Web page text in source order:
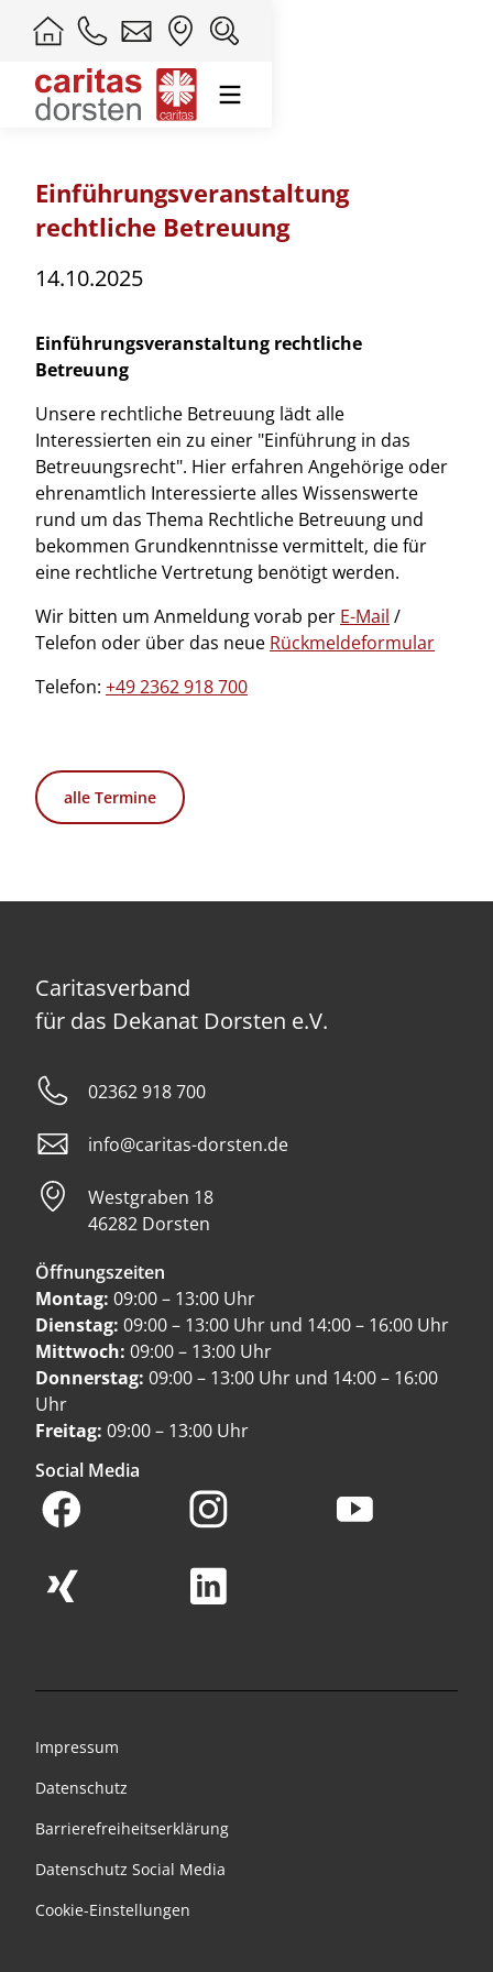
Einführungsveranstaltung
rechtliche Betreuung
14.10.2025
Einführungsveranstaltung rechtliche
Betreuung
Unsere rechtliche Betreuung lädt alle
Interessierten ein zu einer "Einführung in das
Betreuungsrecht". Hier erfahren Angehörige oder
ehrenamtlich Interessierte alles Wissenswerte
rund um das Thema Rechtliche Betreuung und
bekommen Grundkenntnisse vermittelt, die für
eine rechtliche Vertretung benötigt werden.
Wir bitten um Anmeldung vorab per E-Mail /
Telefon oder über das neue Rückmeldeformular
Telefon: +49 2362 918 700
alle Termine
Caritasverband
für das Dekanat Dorsten e.V.
02362 918 700
info@caritas-dorsten.de
Westgraben 18
46282 Dorsten
Öffnungszeiten
Montag: 09:00 – 13:00 Uhr
Dienstag: 09:00 – 13:00 Uhr und 14:00 – 16:00 Uhr
Mittwoch: 09:00 – 13:00 Uhr
Donnerstag: 09:00 – 13:00 Uhr und 14:00 – 16:00
Uhr
Freitag: 09:00 – 13:00 Uhr
Social Media
Impressum
Datenschutz
Barrierefreiheitserklärung
Datenschutz Social Media
Cookie-Einstellungen